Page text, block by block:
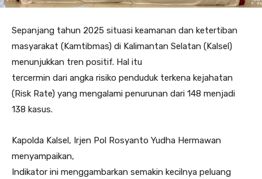
Sepanjang tahun 2025 situasi keamanan dan ketertiban
masyarakat (Kamtibmas) di Kalimantan Selatan (Kalsel)
menunjukkan tren positif. Hal itu
tercermin dari angka risiko penduduk terkena kejahatan
(Risk Rate) yang mengalami penurunan dari 148 menjadi
138 kasus.
Kapolda Kalsel, Irjen Pol Rosyanto Yudha Hermawan
menyampaikan,
Indikator ini menggambarkan semakin kecilnya peluang